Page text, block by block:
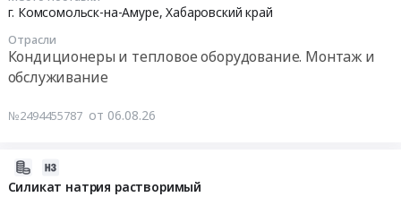
г. Комсомольск-на-Амуре,Хабаровский край
Отрасли
Кондиционеры и тепловое оборудование. Монтаж и
обслуживание
№2494455787 от 06.08.26
Силикат натрия растворимый